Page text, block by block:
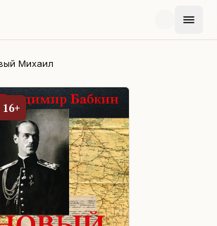
Михаил
16+